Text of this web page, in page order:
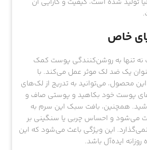
خاص
نه تنها به روشن‌کنندگی پوست کمک
یک ضد لک موثر عمل می‌کند. با
محصول، می‌توانید به تدریج از لک‌های
پوست خود بکاهید و پوستی صاف و
همچنین، بافت سبک این سرم به
و احساس چربی یا سنگینی بر
این ویژگی باعث می‌شود که این
ایده‌آل باشد.